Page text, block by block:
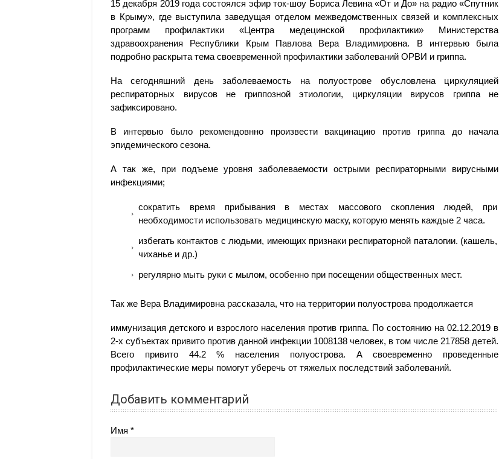
15 декабря 2019 года состоялся эфир ток-шоу Бориса Левина «От и До» на радио «Спутник
в Крыму», где выступила заведущая отделом межведомственных связей и комплексных
программ профилактики «Центра медецинской профилактики» Министерства
здравоохранения Республики Крым Павлова Вера Владимировна. В интервью была
подробно раскрыта тема своевременной профилактики заболеваний ОРВИ и гриппа.
На сегодняшний день заболеваемость на полуострове обусловлена циркуляцией
респираторных вирусов не гриппозной этиологии, циркуляции вирусов гриппа не
зафиксировано.
В интервью было рекомендовнно произвести вакцинацию против гриппа до начала
эпидемического сезона.
А так же, при подъеме уровня заболеваемости острыми респираторными вирусными
инфекциями;
сократить время прибывания в местах массового скопления людей, при
необходимости использовать медицинскую маску, которую менять каждые 2 часа.
избегать контактов с людьми, имеющих признаки респираторной паталогии. (кашель,
чиханье и др.)
регулярно мыть руки с мылом, особенно при посещении общественных мест.
Так же Вера Владимировна рассказала, что на территории полуострова продолжается
иммунизация детского и взрослого населения против гриппа. По состоянию на 02.12.2019 в
2-х субъектах привито против данной инфекции 1008138 человек, в том числе 217858 детей.
Всего привито 44.2 % населения полуострова. А своевременно проведенные
профилактические меры помогут уберечь от тяжелых последствий заболеваний.
Добавить комментарий
Имя